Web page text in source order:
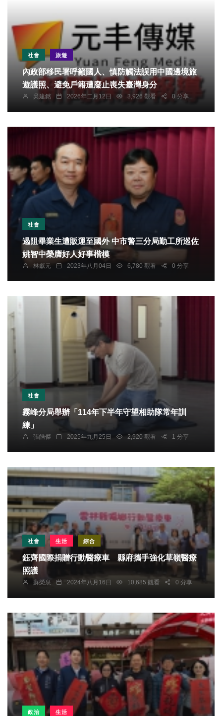
社會 旅遊
內政部移民署呼籲國人、慎防觸法誤用中國邊境旅
遊護照、避免戶籍遭廢止喪失臺灣身分
吳建銘 2026年二月12日 3,926 觀看 0 分享
社會
遏阻畢業生遭販運至國外 中市警三分局勤工所巡佐
姚智中榮膺好人好事楷模
林獻元 2023年八月04日 6,780 觀看 0 分享
社會
霧峰分局舉辦「114年下半年守望相助隊常年訓
練」
張皓傑 2025年九月25日 2,920 觀看 1 分享
社會 生活 綜合
鈺齊國際捐贈行動醫療車 縣府攜手強化草嶺醫療
照護
蘇榮泉 2024年八月16日 10,685 觀看 0 分享
政治 生活